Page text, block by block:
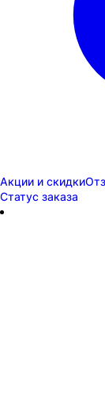
Акции и скидки
Статус заказа